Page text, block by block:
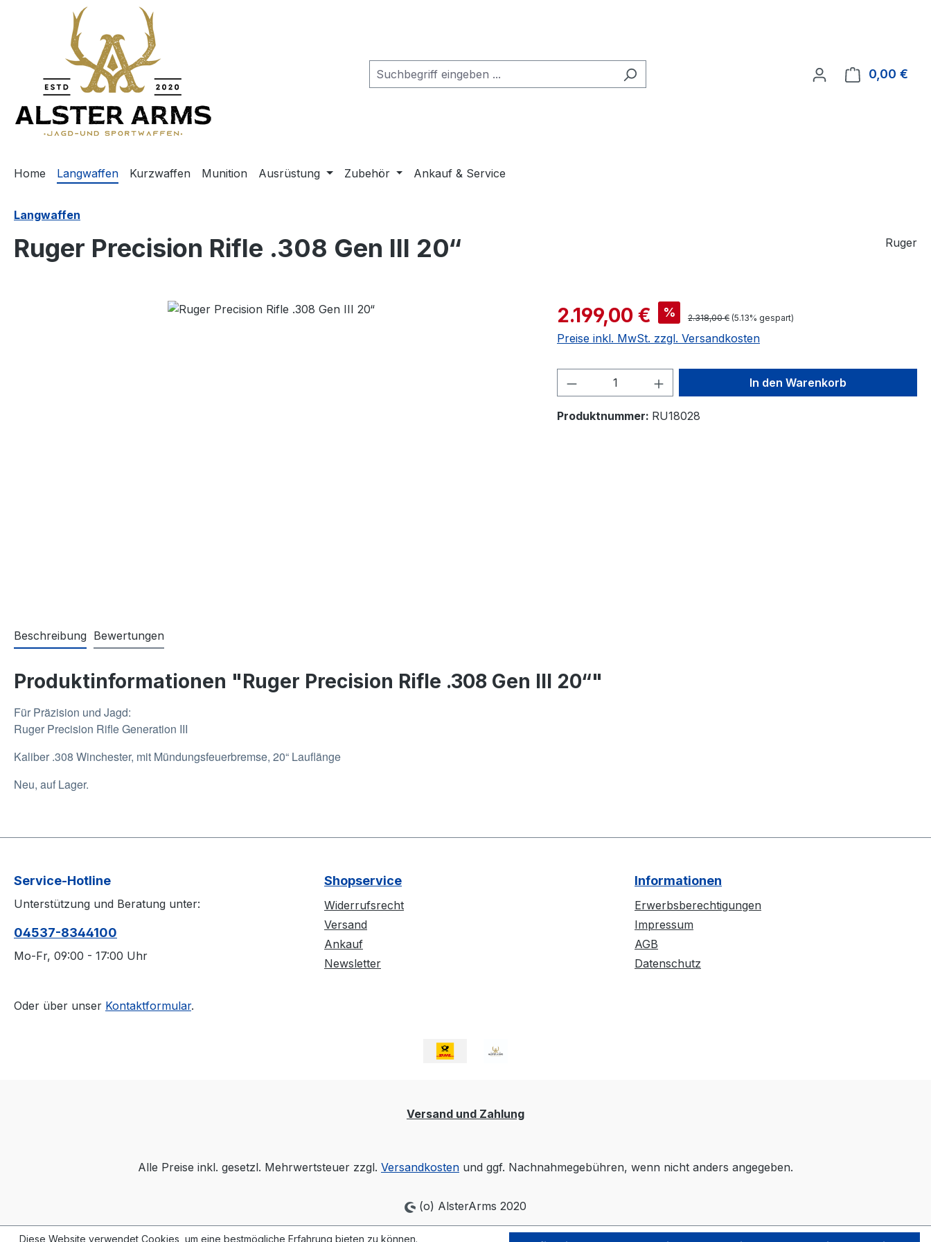
Hauptinhalt springen
Zur Suche springen
Zur Hauptnavigation springen
0,00 €
Home Langwaffen Kurzwaffen Munition Ausrüstung Zubehör Ankauf & Service
Langwaffen
Ruger Precision Rifle .308 Gen III 20“ Ruger
2.199,00 € % 2.318,00 € (5.13% gespart)
Preise inkl. MwSt. zzgl. Versandkosten
Produkt Anzahl: Gib den gewünschten Wert
In den Warenkorb
Produktnummer: RU18028
Beschreibung Bewertungen
Produktinformationen "Ruger Precision Rifle .308 Gen III 20“"
Für Präzision und Jagd:
Ruger Precision Rifle Generation III
Kaliber .308 Winchester, mit Mündungsfeuerbremse, 20“ Lauflänge
Neu, auf Lager.
Service-Hotline
Unterstützung und Beratung unter:
04537-8344100
Mo-Fr, 09:00 - 17:00 Uhr
Oder über unser Kontaktformular.
Shopservice
Widerrufsrecht
Versand
Ankauf
Newsletter
Informationen
Erwerbsberechtigungen
Impressum
AGB
Datenschutz
Versand und Zahlung
Alle Preise inkl. gesetzl. Mehrwertsteuer zzgl. Versandkosten und ggf. Nachnahmegebühren, wenn nicht anders angegeben.
(o) AlsterArms 2020
Diese Website verwendet Cookies, um eine bestmögliche Erfahrung bieten zu können.